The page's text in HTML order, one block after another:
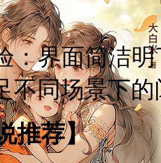
：界面简洁
不同场景下
推荐】